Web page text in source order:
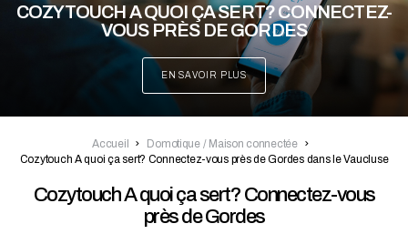
COZYTOUCH A QUOI ÇA SERT? CONNECTEZ-
VOUS PRÈS DE GORDES
EN SAVOIR PLUS
Accueil
Domotique / Maison connectée
Cozytouch A quoi ça sert? Connectez-vous près de Gordes dans le Vaucluse
Cozytouch A quoi ça sert? Connectez-vous
près de Gordes